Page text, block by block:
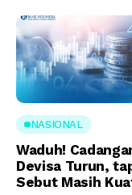
NASIONAL
Waduh!
Devisa Turun,
Sebut Masih